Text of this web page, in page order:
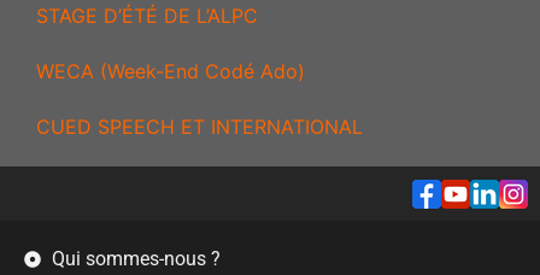
STAGE D’ÉTÉ DE L’ALPC
WECA (Week-End Codé Ado)
CUED SPEECH ET INTERNATIONAL
Qui sommes-nous ?